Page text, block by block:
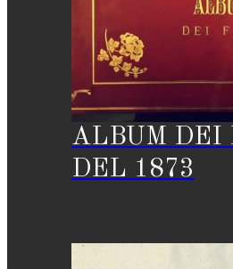
ALBUM DEI
DEL 1873